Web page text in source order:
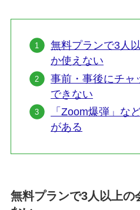
無料プランで3人
か使えない
事前・事後にチャ
できない
「Zoom爆弾」な
がある
無料プランで3人以上の